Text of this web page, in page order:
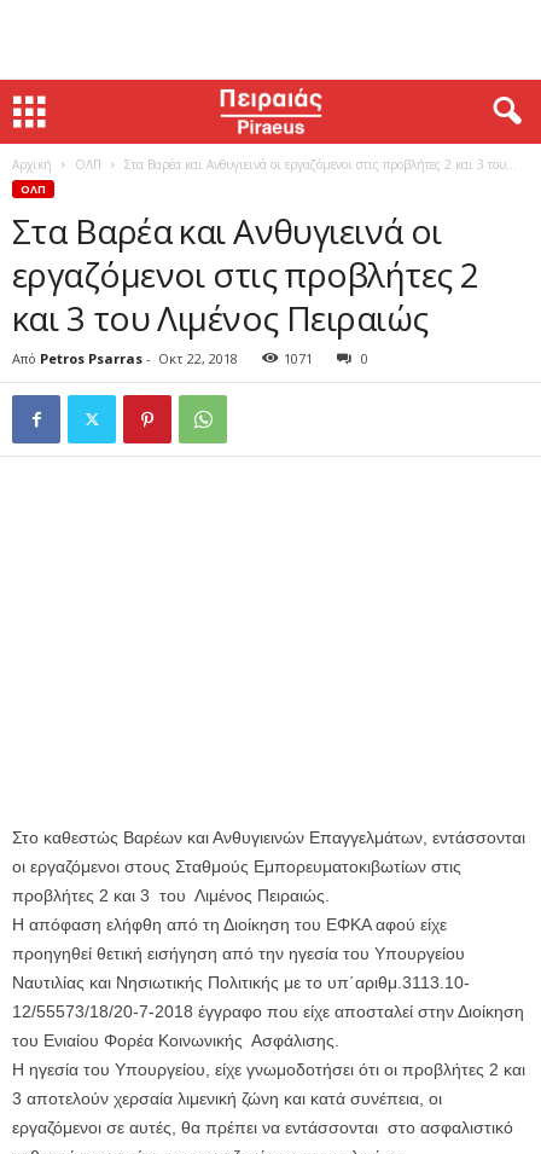
Αρχική ΟΛΠ Στα Βαρέα και Ανθυγιεινά οι εργαζόμενοι στις προβλήτες 2 και 3 του...
ΟΛΠ
Στα Βαρέα και Ανθυγιεινά οι
εργαζόμενοι στις προβλήτες 2
και 3 του Λιμένος Πειραιώς
Από Petros Psarras - Οκτ 22, 2018 1071 0
Στο καθεστώς Βαρέων και Ανθυγιεινών Επαγγελμάτων, εντάσσονται
οι εργαζόμενοι στους Σταθμούς Εμπορευματοκιβωτίων στις
προβλήτες 2 και 3 του Λιμένος Πειραιώς.
Η απόφαση ελήφθη από τη Διοίκηση του ΕΦΚΑ αφού είχε
προηγηθεί θετική εισήγηση από την ηγεσία του Υπουργείου
Ναυτιλίας και Νησιωτικής Πολιτικής με το υπ΄αριθμ.3113.10-
12/55573/18/20-7-2018 έγγραφο που είχε αποσταλεί στην Διοίκηση
του Ενιαίου Φορέα Κοινωνικής Ασφάλισης.
Η ηγεσία του Υπουργείου, είχε γνωμοδοτήσει ότι οι προβλήτες 2 και
3 αποτελούν χερσαία λιμενική ζώνη και κατά συνέπεια, οι
εργαζόμενοι σε αυτές, θα πρέπει να εντάσσονται στο ασφαλιστικό